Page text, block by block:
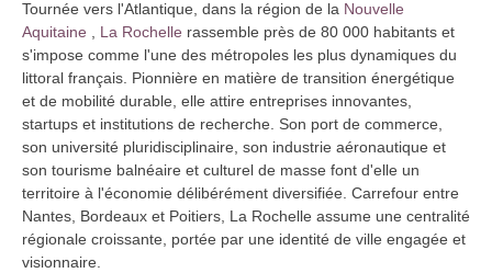
Tournée vers l'Atlantique, dans la région de la Nouvelle
Aquitaine , La Rochelle rassemble près de 80 000 habitants et
s'impose comme l'une des métropoles les plus dynamiques du
littoral français. Pionnière en matière de transition énergétique
et de mobilité durable, elle attire entreprises innovantes,
startups et institutions de recherche. Son port de commerce,
son université pluridisciplinaire, son industrie aéronautique et
son tourisme balnéaire et culturel de masse font d'elle un
territoire à l'économie délibérément diversifiée. Carrefour entre
Nantes, Bordeaux et Poitiers, La Rochelle assume une centralité
régionale croissante, portée par une identité de ville engagée et
visionnaire.